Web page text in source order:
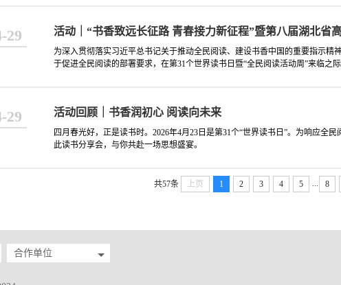
29 活动｜“书香致远长征路 青春接力新征程”暨第八届湖北省
为深入贯彻落实习近平总书记关于推动全民阅读、建设书香中国的重要指示精
于促进全民阅读的部署要求，在第31个世界读书日暨“全民阅读活动周”来临之
29 活动回顾｜书香润初心 阅读向未来
四月春光好，正是读书时。2026年4月23日是第31个“世界读书日”。为响应全
此读书分享会，与你共赴一场思想盛宴。
共57条 上页 1 2 3 4 5 8
合作单位